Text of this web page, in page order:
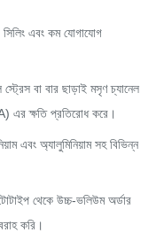
সিলিং এবং কম যোগাযোগ
স্ট্রেস বা বার ছাড়াই মসৃণ চ্যানেল
এর ক্ষতি প্রতিরোধ করে।
এবং অ্যালুমিনিয়াম সহ বিভিন্ন
থেকে উচ্চ-ভলিউম অর্ডার
করি।